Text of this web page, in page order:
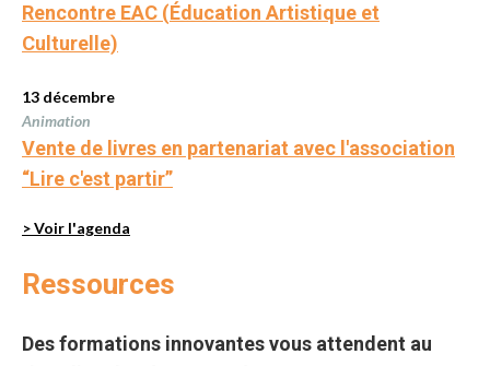
Rencontre EAC (Éducation Artistique et
Culturelle)
13 décembre
Animation
Vente de livres en partenariat avec l'association
“Lire c'est partir”
> Voir l'agenda
Ressources
Des formations innovantes vous attendent au